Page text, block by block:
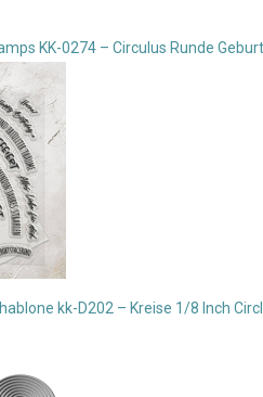
KK-0274 – Circulus Runde
kk-D202 – Kreise 1/8 Inch